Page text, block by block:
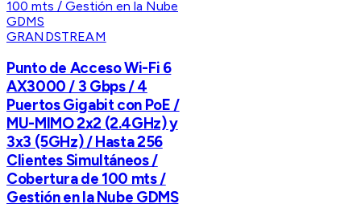
GRANDSTREAM
Punto de Acceso Wi-Fi 6
AX3000 / 3 Gbps / 4
Puertos Gigabit con PoE /
MU-MIMO 2x2 (2.4GHz) y
3x3 (5GHz) / Hasta 256
Clientes Simultáneos /
Cobertura de 100 mts /
Gestión en la Nube GDMS